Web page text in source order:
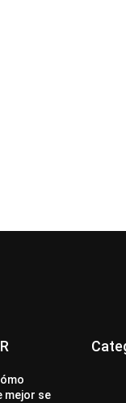
mejor se